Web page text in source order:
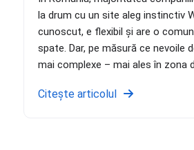
la drum cu un site aleg instinctiv
cunoscut, e flexibil și are o
spate. Dar, pe măsură ce nevoile
mai complexe – mai ales în zona
Citește articolul